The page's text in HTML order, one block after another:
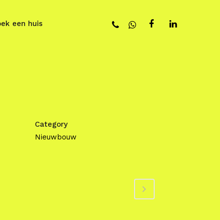
een huis
Category
Nieuwbouw